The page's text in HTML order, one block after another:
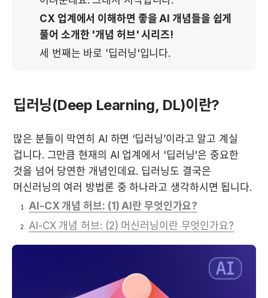
CX 업계에서 이해하면 좋을 AI 개념들을 쉽게
풀어 소개한 '개념 허브' 시리즈!
세 번째는 바로 '딥러닝'입니다.
딥러닝(Deep Learning, DL)이란?
많은 분들이 막연히 AI 하면 ‘딥러닝’이라고 알고 계실
겁니다. 그만큼 현재의 AI 업계에서 '딥러닝'은 중요한
것을 넘어 당연한 개념인데요. 딥러닝도 결국은
머신러닝의 여러 방법론 중 하나라고 생각하시면 됩니다.
AI-CX 개념 허브: (1) AI란 무엇인가요?
AI-CX 개념 허브: (2) 머신러닝이란 무엇인가요?